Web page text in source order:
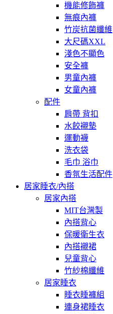
機能修飾褲
無痕內褲
竹炭抗菌纖維
大尺碼XXL
淺色不顯色
安全褲
男童內褲
女童內褲
配件
肩帶 背扣
水餃襯墊
運動襪
洗衣袋
毛巾 浴巾
香氛生活配件
居家睡衣/內搭
居家內搭
MIT台灣製
內搭背心
保暖衛生衣
內搭襯裙
兒童背心
竹紗棉纖維
居家睡衣
睡衣睡褲組
連身裙睡衣